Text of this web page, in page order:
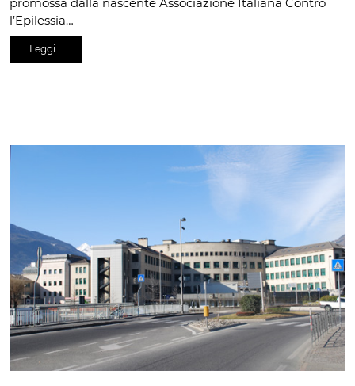
promossa dalla nascente Associazione Italiana Contro
l’Epilessia…
Leggi…